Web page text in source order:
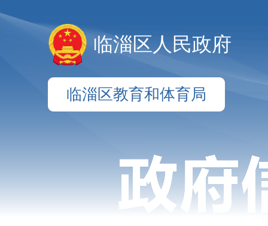
临淄区人民政府
临淄区教育和体育局